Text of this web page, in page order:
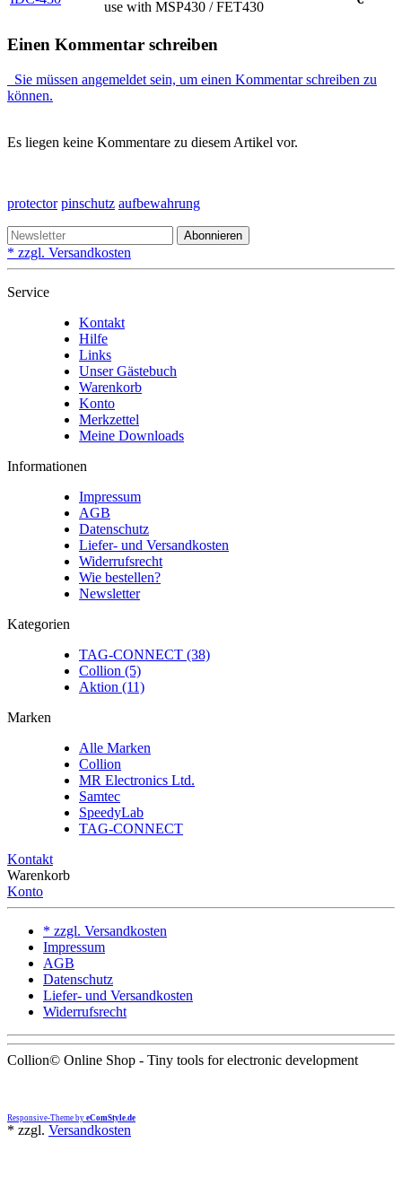
use with MSP430 / FET430
Einen Kommentar schreiben
Sie müssen angemeldet sein, um einen Kommentar schreiben zu
können.
Es liegen keine Kommentare zu diesem Artikel vor.
protector pinschutz aufbewahrung
Abonnieren
* zzgl. Versandkosten
Service
Kontakt
Hilfe
Links
Unser Gästebuch
Warenkorb
Konto
Merkzettel
Meine Downloads
Informationen
Impressum
AGB
Datenschutz
Liefer- und Versandkosten
Widerrufsrecht
Wie bestellen?
Newsletter
Kategorien
TAG-CONNECT (38)
Collion (5)
Aktion (11)
Marken
Alle Marken
Collion
MR Electronics Ltd.
Samtec
SpeedyLab
TAG-CONNECT
Kontakt
Warenkorb
Konto
* zzgl. Versandkosten
Impressum
AGB
Datenschutz
Liefer- und Versandkosten
Widerrufsrecht
Collion© Online Shop - Tiny tools for electronic development
Responsive-Theme by eComStyle.de
* zzgl. Versandkosten